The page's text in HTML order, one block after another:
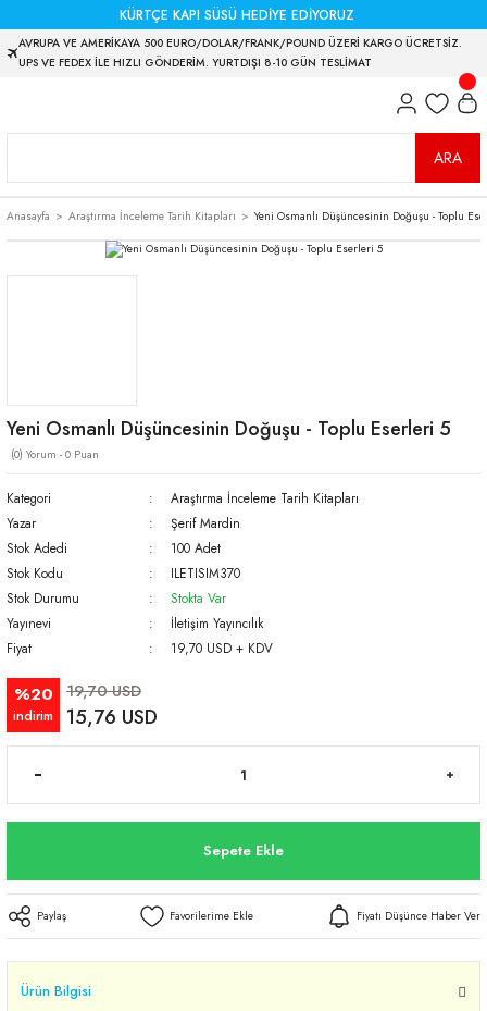
KÜRTÇE KAPI SÜSÜ HEDİYE EDİYORUZ
AVRUPA VE AMERİKAYA 500 EURO/DOLAR/FRANK/POUND ÜZERİ KARGO ÜCRETSİZ.
UPS VE FEDEX İLE HIZLI GÖNDERİM. YURTDIŞI 8-10 GÜN TESLİMAT
ARA
Anasayfa Araştırma İnceleme Tarih Kitapları Yeni Osmanlı Düşüncesinin Doğuşu - Toplu
Yeni Osmanlı Düşüncesinin Doğuşu - Toplu Eserleri 5
(0) Yorum - 0 Puan
Kategori
Araştırma İnceleme Tarih Kitapları
Yazar
Şerif Mardin
Stok Adedi
100 Adet
Stok Kodu
ILETISIM370
Stok Durumu
Stokta Var
Yayınevi
İletişim Yayıncılık
Fiyat
19,70 USD + KDV
%20
indirim
19,70 USD
15,76 USD
Sepete Ekle
Paylaş Fiyatı Düşünce Haber Ver
Ürün Bilgisi